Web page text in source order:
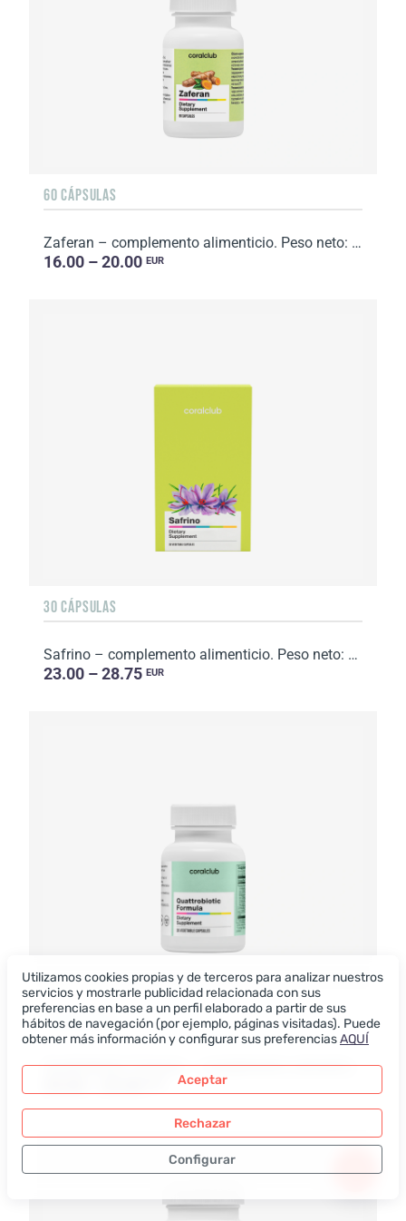
60 CÁPSULAS
Zaferan – complemento alimenticio. Peso neto: 16 g.
16.00 – 20.00 EUR
30 CÁPSULAS
Safrino – complemento alimenticio. Peso neto: 15 g.
23.00 – 28.75 EUR
30 CÁPSULAS
Quattrobiotic Formula – complemento alimenticio. Peso neto: 9,4 g.
Utilizamos cookies propias y de terceros para analizar nuestros
servicios y mostrarle publicidad relacionada con sus
preferencias en base a un perfil elaborado a partir de sus
hábitos de navegación (por ejemplo, páginas visitadas). Puede
obtener más información y configurar sus preferenciasAQUÍ
Aceptar
Rechazar
Configurar
Sólo los datos necesarios